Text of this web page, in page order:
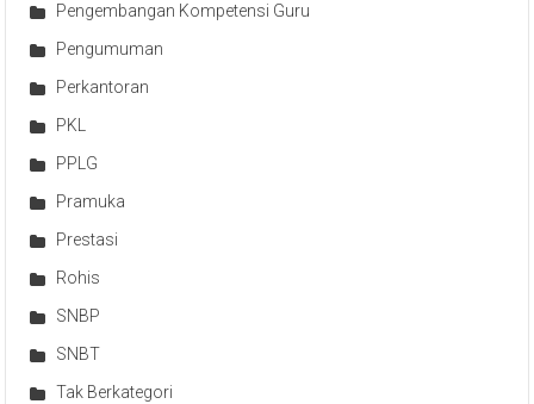
Pengembangan Kompetensi Guru
Pengumuman
Perkantoran
PKL
PPLG
Pramuka
Prestasi
Rohis
SNBP
SNBT
Tak Berkategori